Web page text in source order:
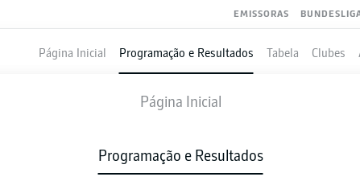
EMISSORAS
Página Inicial Programação e Resultados Tabela Clubes
Página Inicial
Programação e Resultados
HAMBURG AUGSBURG